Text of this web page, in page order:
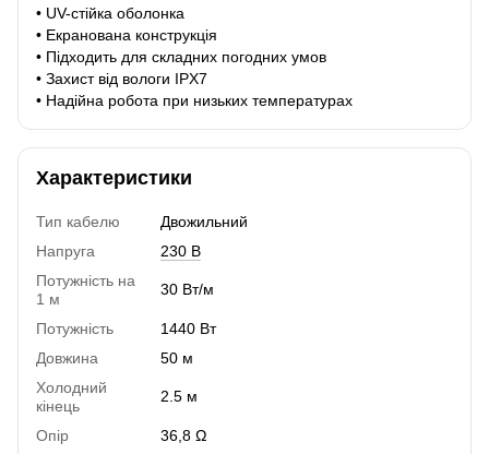
• UV-стійка оболонка
• Екранована конструкція
• Підходить для складних погодних умов
• Захист від вологи IPX7
• Надійна робота при низьких температурах
Характеристики
Тип кабелю
Двожильний
Напруга
230 В
Потужність на
1 м
30 Вт/м
Потужність
1440 Вт
Довжина
50 м
Холодний
кінець
2.5 м
Опір
36,8 Ω